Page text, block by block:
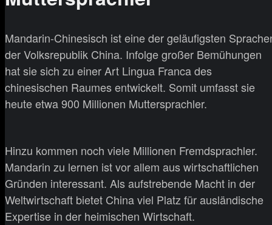
Mandarin-Chinesisch ist eine der geläufigsten
der Volksrepublik China. Infolge großer Bemühungen
hat sie sich zu einer Art Lingua Franca des
chinesischen Raumes entwickelt. Somit umfasst sie
heute etwa 900 Millionen Muttersprachler.
Hinzu kommen noch viele Millionen Fremdsprachler.
Mandarin zu lernen ist vor allem aus wirtschaftlichen
Gründen interessant. Als aufstrebende Macht in der
Weltwirtschaft bietet China viel Platz für ausländische
Expertise in der heimischen Wirtschaft.